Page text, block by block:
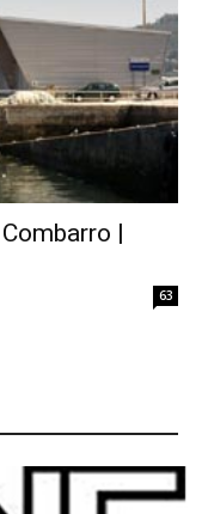
|
63